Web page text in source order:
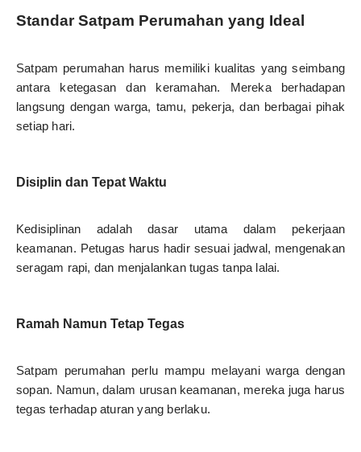
Standar Satpam Perumahan yang Ideal
Satpam perumahan harus memiliki kualitas yang seimbang
antara ketegasan dan keramahan. Mereka berhadapan
langsung dengan warga, tamu, pekerja, dan berbagai pihak
setiap hari.
Disiplin dan Tepat Waktu
Kedisiplinan adalah dasar utama dalam pekerjaan
keamanan. Petugas harus hadir sesuai jadwal, mengenakan
seragam rapi, dan menjalankan tugas tanpa lalai.
Ramah Namun Tetap Tegas
Satpam perumahan perlu mampu melayani warga dengan
sopan. Namun, dalam urusan keamanan, mereka juga harus
tegas terhadap aturan yang berlaku.